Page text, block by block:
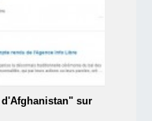
sur